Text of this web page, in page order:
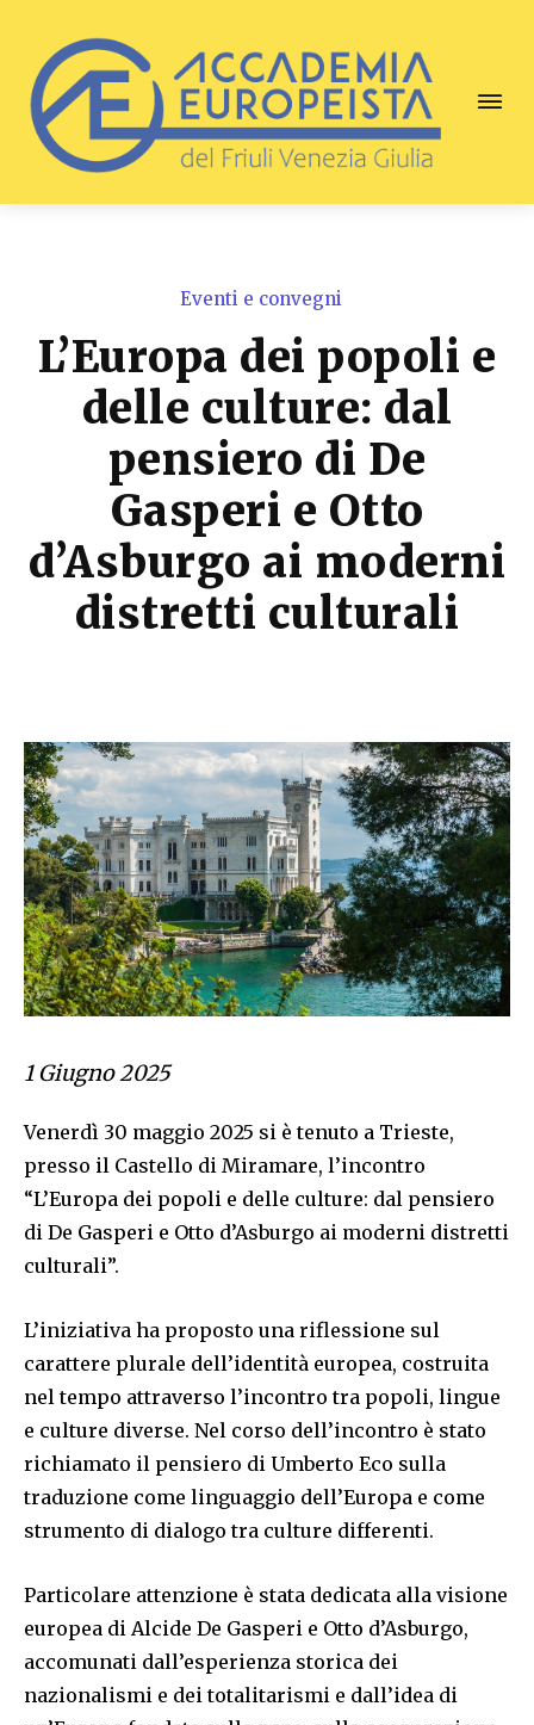
Eventi e convegni
L’Europa dei popoli e
delle culture: dal
pensiero di De
Gasperi e Otto
d’Asburgo ai moderni
distretti culturali
1 Giugno 2025
Venerdì 30 maggio 2025 si è tenuto a Trieste,
presso il Castello di Miramare, l’incontro
“L’Europa dei popoli e delle culture: dal pensiero
di De Gasperi e Otto d’Asburgo ai moderni distretti
culturali”.
L’iniziativa ha proposto una riflessione sul
carattere plurale dell’identità europea, costruita
nel tempo attraverso l’incontro tra popoli, lingue
e culture diverse. Nel corso dell’incontro è stato
richiamato il pensiero di Umberto Eco sulla
traduzione come linguaggio dell’Europa e come
strumento di dialogo tra culture differenti.
Particolare attenzione è stata dedicata alla visione
europea di Alcide De Gasperi e Otto d’Asburgo,
accomunati dall’esperienza storica dei
nazionalismi e dei totalitarismi e dall’idea di